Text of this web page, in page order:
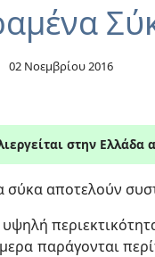
02 Νοεμβρίου 2016
στην
σύκα αποτελούν
υψηλή
παράγονται